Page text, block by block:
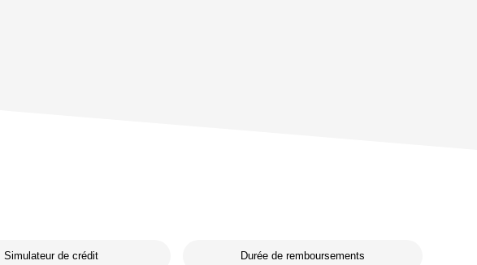
Simulateur de crédit Durée de remboursements